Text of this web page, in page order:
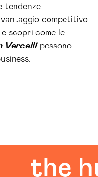
tendenze
competitivo
scopri come le
Vercellipossono